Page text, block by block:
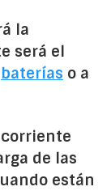
la
será el
baterías o a
corriente
de las
están